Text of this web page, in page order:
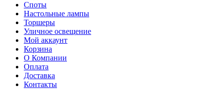
Споты
Настольные лампы
Торшеры
Уличное освещение
Мой аккаунт
Корзина
О Компании
Оплата
Доставка
Контакты